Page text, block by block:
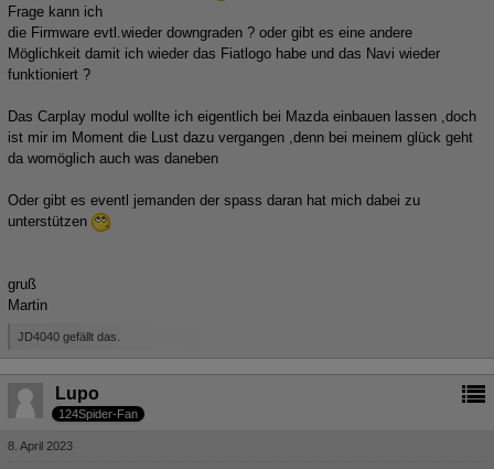
Frage kann ich
die Firmware evtl.wieder downgraden ? oder gibt es eine andere
Möglichkeit damit ich wieder das Fiatlogo habe und das Navi wieder
funktioniert ?
Das Carplay modul wollte ich eigentlich bei Mazda einbauen lassen ,doch
ist mir im Moment die Lust dazu vergangen ,denn bei meinem glück geht
da womöglich auch was daneben
Oder gibt es eventl jemanden der spass daran hat mich dabei zu
unterstützen
gruß
Martin
JD4040 gefällt das.
Lupo
124Spider-Fan
8. April 2023